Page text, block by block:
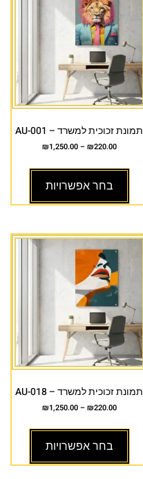
תמונת זכוכית למשרד – AU-001
₪220.00
–
₪1,250.00
בחר אפשרויות
תמונת זכוכית למשרד – AU-018
₪220.00
–
₪1,250.00
בחר אפשרויות